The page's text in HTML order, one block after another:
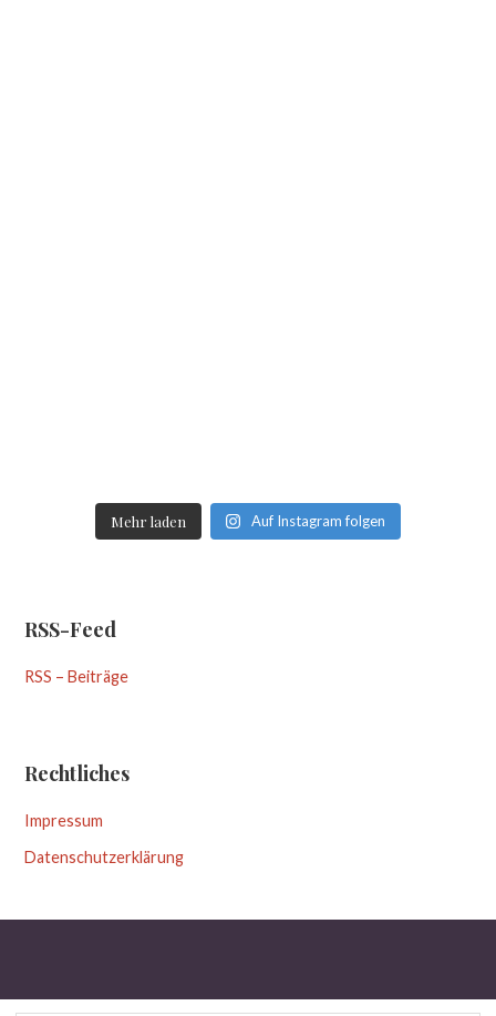
Mehr laden Auf Instagram folgen
RSS-Feed
RSS – Beiträge
Rechtliches
Impressum
Datenschutzerklärung